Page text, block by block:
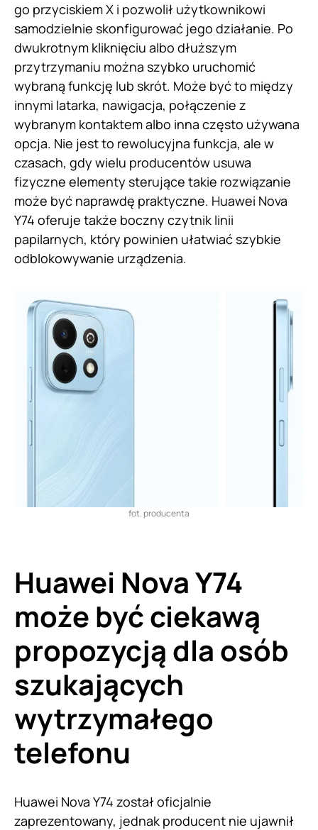
go przyciskiem X i pozwolił użytkownikowi
samodzielnie skonfigurować jego działanie. Po
dwukrotnym kliknięciu albo dłuższym
przytrzymaniu można szybko uruchomić
wybraną funkcję lub skrót. Może być to między
innymi latarka, nawigacja, połączenie z
wybranym kontaktem albo inna często używana
opcja. Nie jest to rewolucyjna funkcja, ale w
czasach, gdy wielu producentów usuwa
fizyczne elementy sterujące takie rozwiązanie
może być naprawdę praktyczne. Huawei Nova
Y74 oferuje także boczny czytnik linii
papilarnych, który powinien ułatwiać szybkie
odblokowywanie urządzenia.
fot. producenta
Huawei Nova Y74
może być ciekawą
propozycją dla osób
szukających
wytrzymałego
telefonu
Huawei Nova Y74 został oficjalnie
zaprezentowany, jednak producent nie ujawnił